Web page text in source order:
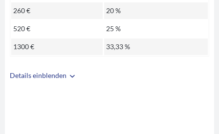
Details einblenden
260 € 20 %
520 € 25 %
1300 € 33,33 %